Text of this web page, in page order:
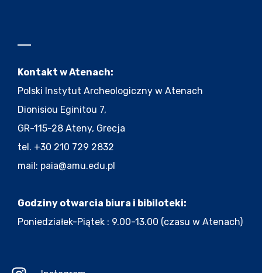
Kontakt w Atenach:
Polski Instytut Archeologiczny w Atenach
Dionisiou Eginitou 7,
GR-115-28 Ateny, Grecja
tel. +30 210 729 2832
mail: paia@amu.edu.pl
Godziny otwarcia biura i bibiloteki:
Poniedziałek-Piątek : 9.00-13.00 (czasu w Atenach)